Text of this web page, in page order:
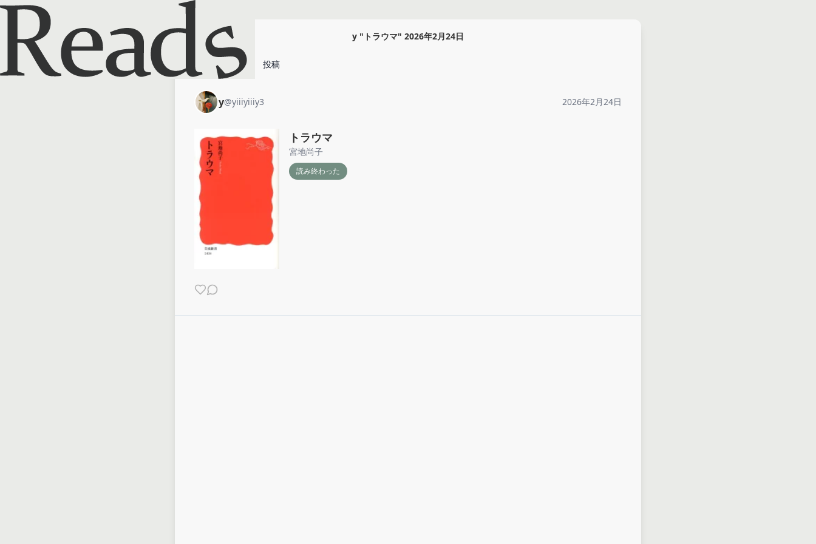
y " トラウマ" 2026年2月24日
y 投稿
y@yiiiyiiiy3 2026年2月24日
トラウマ
宮地尚子
読み終わった